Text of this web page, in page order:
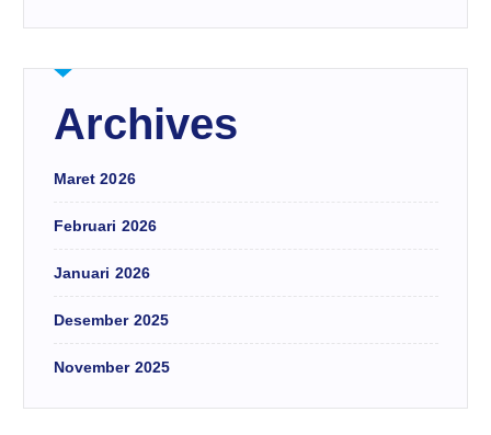
Archives
Maret 2026
Februari 2026
Januari 2026
Desember 2025
November 2025